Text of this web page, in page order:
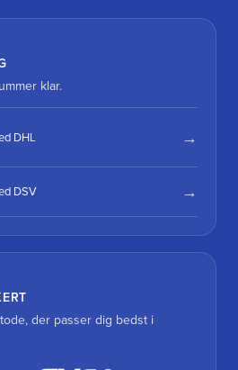
klar.
DHL
DSV
der passer dig bedst i